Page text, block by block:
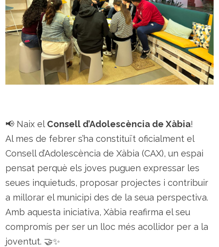
📢 Naix el Consell d’Adolescència de Xàbia!
Al mes de febrer s’ha constituït oficialment el
Consell d’Adolescència de Xàbia (CAX), un espai
pensat perquè els joves puguen expressar les
seues inquietuds, proposar projectes i contribuir
a millorar el municipi des de la seua perspectiva.
Amb aquesta iniciativa, Xàbia reafirma el seu
compromís per ser un lloc més acollidor per a la
joventut. 🤝✨